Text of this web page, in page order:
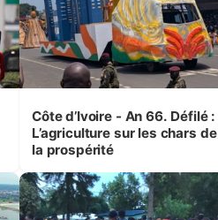
Côte d’Ivoire - An 66. Défilé :
L’agriculture sur les chars de
la prospérité